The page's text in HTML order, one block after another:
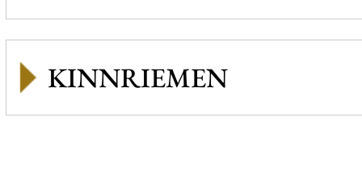
KINNRIEMEN